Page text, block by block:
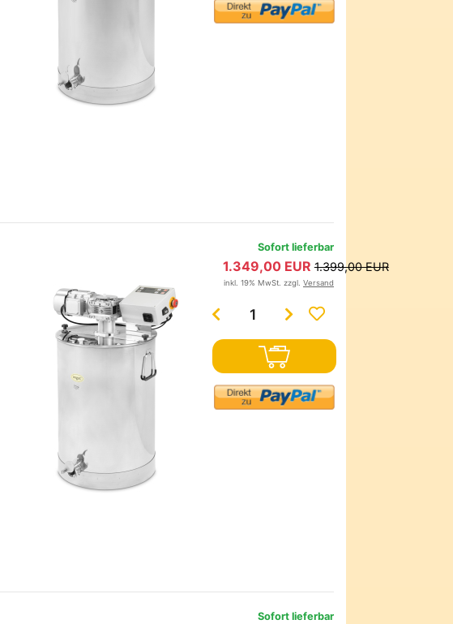
Sofort lieferbar
1.349,00 EUR1.399,00 EUR
inkl. 19% MwSt. zzgl. Versand
Sofort lieferbar